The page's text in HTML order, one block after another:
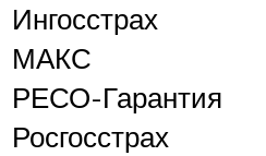
Ингосстрах
МАКС
РЕСО-Гарантия
Росгосстрах